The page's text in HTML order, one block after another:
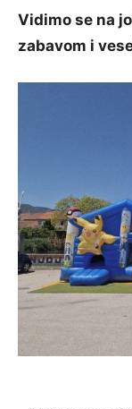
Vidimo se na
zabavom i